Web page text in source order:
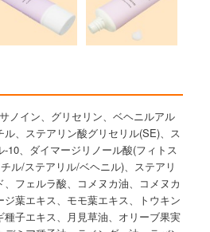
ノイン、グリセリン、ベヘニルアル
ル、ステアリン酸グリセリル(SE)、ス
10、ダイマージリノール酸(フィトス
ル/ステアリル/ベヘニル)、ステアリ
フェルラ酸、コメヌカ油、コメヌカ
葉エキス、モモ葉エキス、トウキン
子エキス、月見草油、オリーブ果実